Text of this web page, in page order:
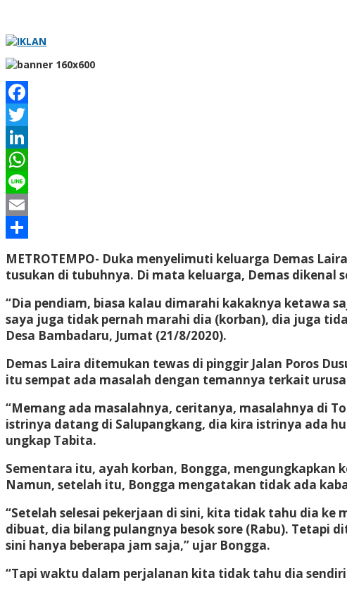
Facebook
Twitter
LinkedIn
WhatsApp
Line
Email
METROTEMPO- Duka menyelimuti keluarga Demas
tusukan di tubuhnya. Di mata keluarga, Demas dikenal
“Dia pendiam, biasa kalau dimarahi kakaknya ketawa
saya juga tidak pernah marahi dia (korban), dia juga
Desa Bambadaru, Jumat (21/8/2020).
Demas Laira ditemukan tewas di pinggir Jalan Poros
itu sempat ada masalah dengan temannya terkait
“Memang ada masalahnya, ceritanya, masalahnya di
istrinya datang di Salupangkang, dia kira istrinya ada
ungkap Tabita.
Sementara itu, ayah korban, Bongga, mengungkapkan
Namun, setelah itu, Bongga mengatakan tidak ada
“Setelah selesai pekerjaan di sini, kita tidak tahu dia
dibuat, dia bilang pulangnya besok sore (Rabu). Tetapi
sini hanya beberapa jam saja,” ujar Bongga.
“Tapi waktu dalam perjalanan kita tidak tahu dia